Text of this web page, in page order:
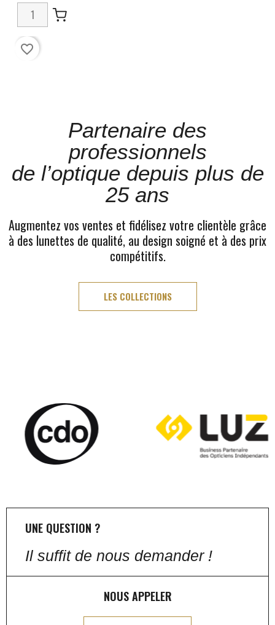
favorite_border
Partenaire des
professionnels
de l’optique depuis plus de
25 ans
Augmentez vos ventes et fidélisez votre clientèle grâce
à des lunettes de qualité, au design soigné et à des prix
compétitifs.
LES COLLECTIONS
UNE QUESTION ?
Il suffit de nous demander !
NOUS APPELER